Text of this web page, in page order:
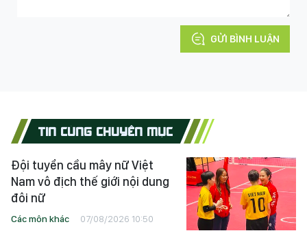
GỬI BÌNH LUẬN
TIN CÙNG CHUYÊN MỤC
Đội tuyển cầu mây nữ Việt
Nam vô địch thế giới nội dung
đôi nữ
Các môn khác 07/08/2026 10:50